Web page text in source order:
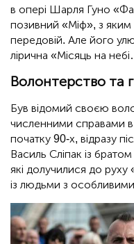
в опері Шарля Гуно
позивний «Міф», з
передовій. Але його
лірична «Місяць на
Волонтерство та
Був відомий своєю
численними справами
початку 90-х, відразу
Василь Сліпак із
які долучилися до руху
із людьми з